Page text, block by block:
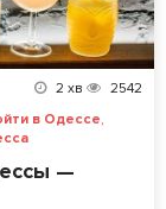
2 хв
2542
в Одессе,
—